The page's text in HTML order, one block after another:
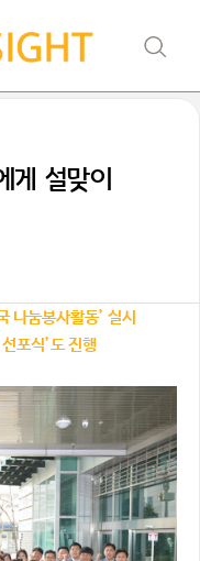
게 설맞이
나눔봉사활동’ 실시
포식’도 진행